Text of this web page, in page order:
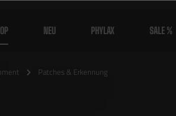
NEU PHYLAX SALE %
Patches & Erkennung